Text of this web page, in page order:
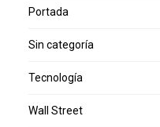
Portada
Sin categoría
Tecnología
Wall Street